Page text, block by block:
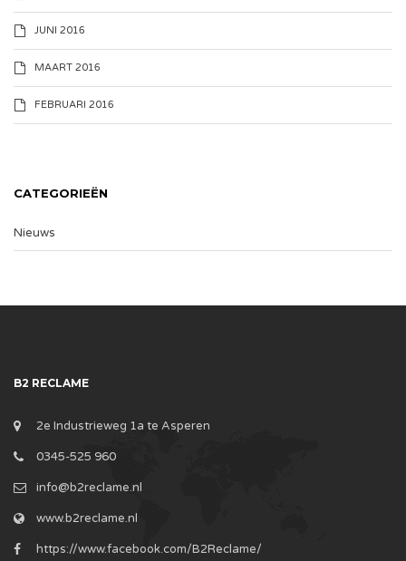
JUNI 2016
MAART 2016
FEBRUARI 2016
CATEGORIEËN
Nieuws
B2 RECLAME
2e Industrieweg 1a te Asperen
0345-525 960
info@b2reclame.nl
www.b2reclame.nl
https://www.facebook.com/B2Reclame/